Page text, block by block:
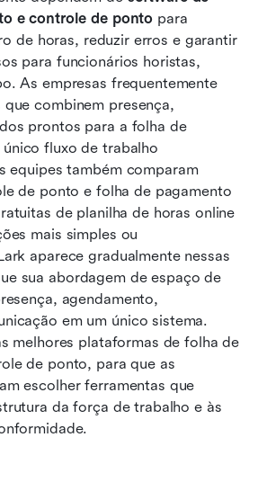
e controle de ponto para
de horas, reduzir erros e garantir
para funcionários horistas,
As empresas frequentemente
combinem presença,
prontos para a folha de
fluxo de trabalho
equipes também comparam
de ponto e folha de pagamento
de planilha de horas online
mais simples ou
aparece gradualmente nessas
sua abordagem de espaço de
agendamento,
em um único sistema.
melhores plataformas de folha de
de ponto, para que as
escolher ferramentas que
da força de trabalho e às
de software de folha de
de ponto para equipes
em software de folha de
de ponto
de ponto e a folha de
trabalhar juntos
o melhor software de controle
de pagamento